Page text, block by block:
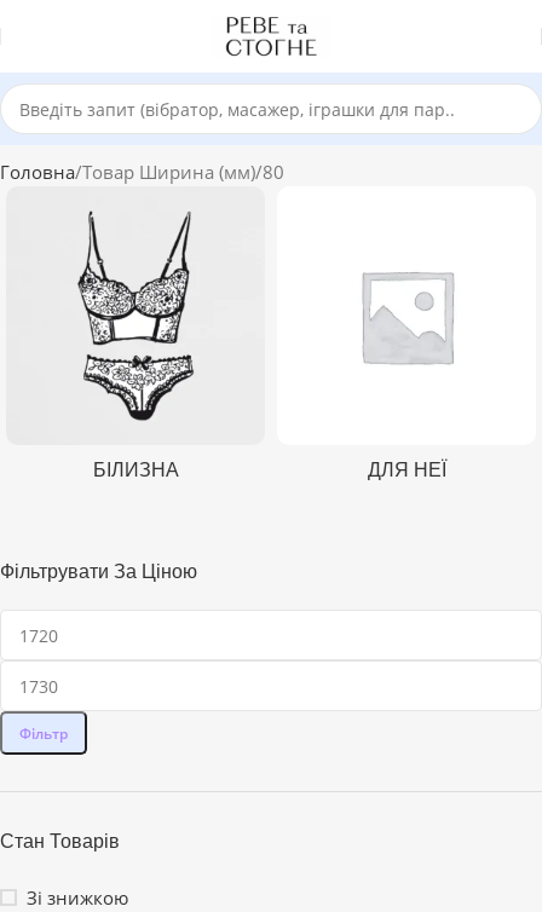
Головна Товар Ширина (мм) 80
БІЛИЗНА ДЛЯ НЕЇ
Фільтрувати За Ціною
Фільтр
Стан Товарів
Зі знижкою